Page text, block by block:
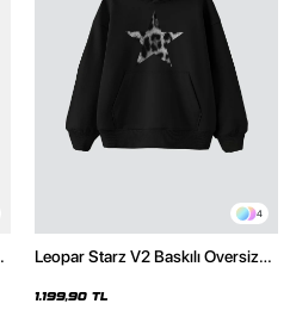
4
Leopar Starz V2 Baskılı Oversize
1.199,90 TL